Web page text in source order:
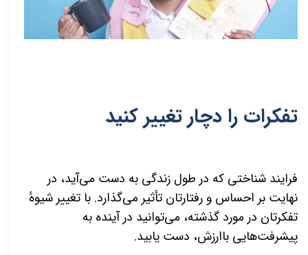
تفکرات را دچار تغییر کنید
فرایند شناختی که در طول زندگی به دست می‌آید، در
نهایت بر احساس و رفتارتان تأثیر می‌گذارد. با تغییر شیوهٔ
تفکرتان در مورد گذشته، می‌توانید در آینده به
پیشرفت‌هایی باارزش، دست یابید.